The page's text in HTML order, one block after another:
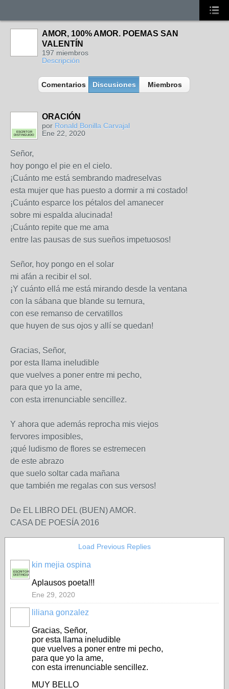
AMOR, 100% AMOR. POEMAS SAN
VALENTÍN
197 miembros
Descripción
Comentarios Discusiones Miembros
ESCRITOR
DISTINGUIDO
ORACIÓN
por Ronald Bonilla Carvajal
Ene 22, 2020
Señor,
hoy pongo el pie en el cielo.
¡Cuánto me está sembrando madreselvas
esta mujer que has puesto a dormir a mi costado!
¡Cuánto esparce los pétalos del amanecer
sobre mi espalda alucinada!
¡Cuánto repite que me ama
entre las pausas de sus sueños impetuosos!
Señor, hoy pongo en el solar
mi afán a recibir el sol.
¡Y cuánto ellá me está mirando desde la ventana
con la sábana que blande su ternura,
con ese remanso de cervatillos
que huyen de sus ojos y allí se quedan!
Gracias, Señor,
por esta llama ineludible
que vuelves a poner entre mi pecho,
para que yo la ame,
con esta irrenunciable sencillez.
Y ahora que además reprocha mis viejos
fervores imposibles,
¡qué ludismo de flores se estremecen
de este abrazo
que suelo soltar cada mañana
que también me regalas con sus versos!
De EL LIBRO DEL (BUEN) AMOR.
CASA DE POESÍA 2016
Load Previous Replies
ESCRITOR
DISTINGUIDO
kin mejia ospina
Aplausos poeta!!!
Ene 29, 2020
liliana gonzalez
Gracias, Señor,
por esta llama ineludible
que vuelves a poner entre mi pecho,
para que yo la ame,
con esta irrenunciable sencillez.
MUY BELLO